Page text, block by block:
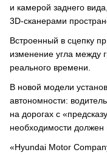
и камерой заднего
3D-сканерами
Встроенный в сцепку
изменение угла между
реального времени.
В новой модели
автономности:
на дорогах с
необходимости
«Hyundai Motor